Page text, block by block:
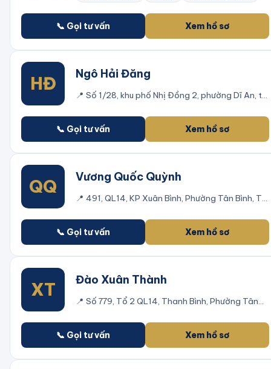
📞 Gọi tư vấn Xem hồ sơ
HĐ Ngô Hải Đăng
📍 Số 1/28, khu phố Nhị Đồng 2, phường Dĩ An, thị
📞 Gọi tư vấn
Xem hồ sơ
QQ Vương Quốc Quỳnh
📍 491, QL14, KP Xuân Bình, Phường Tân Bình, Thị
📞 Gọi tư vấn
Xem hồ sơ
XT Đào Xuân Thành
📍 Số 779, Tổ 2 QL14, Thanh Bình, Phường Tân
📞 Gọi tư vấn
Xem hồ sơ